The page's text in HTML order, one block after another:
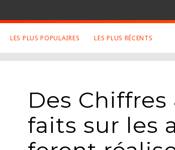
Twitter
Mentions Légales
Conditions Générales
LES PLUS POPULAIRES LES PLUS RÉCENTS
Des Chiffres
faits sur les